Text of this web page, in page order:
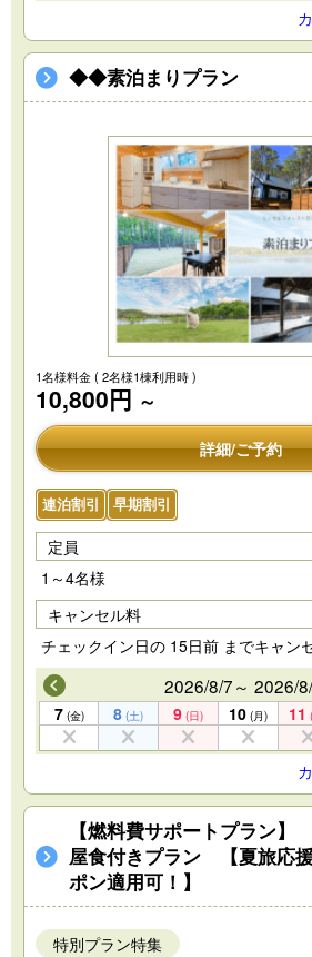
◆◆素泊まりプラン
1名様料金( 2名様1棟利用時 )
10,800円 ～
詳細/ご予約
連泊割引 早期割引
定員
1～4名様
キャンセル料
チェックイン日の 15日前 までキャン
2026/8/7～ 2026/
7 (金) 8 (土) 9 (日) 10 (月) 11
【燃料費サポートプラン
屋食付きプラン 【夏旅応
ポン適用可！】
特別プラン特集